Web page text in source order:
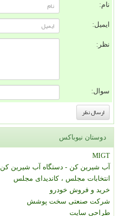
نام:
ایمیل:
نظر:
سوال:
دوستان نیوباکس
MIGT
آب شیرین کن - دستگاه آب شیرین کن
انتخابات مجلس ، کاندیدای مجلس
خرید و فروش خودرو
شرکت صنعتی سخت پوشش
طراحی سایت